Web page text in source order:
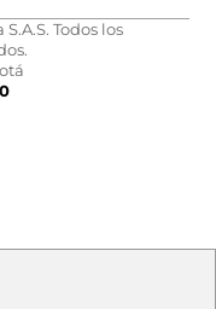
Todos los